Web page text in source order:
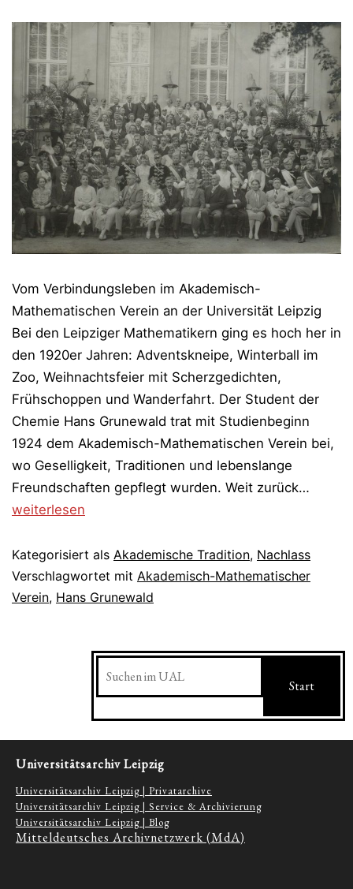
Vom Verbindungsleben im Akademisch-
Mathematischen Verein an der Universität Leipzig
Bei den Leipziger Mathematikern ging es hoch her in
den 1920er Jahren: Adventskneipe, Winterball im
Zoo, Weihnachtsfeier mit Scherzgedichten,
Frühschoppen und Wanderfahrt. Der Student der
Chemie Hans Grunewald trat mit Studienbeginn
1924 dem Akademisch-Mathematischen Verein bei,
wo Geselligkeit, Traditionen und lebenslange
Freundschaften gepflegt wurden. Weit zurück…
Gäste
–
weiterlesen
Kategorisiert als Akademische Tradition, Nachlass
Verschlagwortet mit Akademisch-Mathematischer
Verein, Hans Grunewald
Suchen
Start
Universitätsarchiv Leipzig
Universitätsarchiv Leipzig | Privatarchive
Universitätsarchiv Leipzig | Service & Archivierung
Universitätsarchiv Leipzig | Blog
Mitteldeutsches Archivnetzwerk (MdA)